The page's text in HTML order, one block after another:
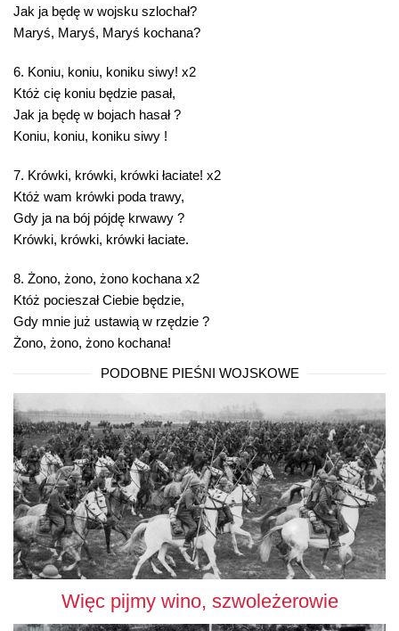
Jak ja będę w wojsku szlochał?
Maryś, Maryś, Maryś kochana?
6. Koniu, koniu, koniku siwy! x2
Któż cię koniu będzie pasał,
Jak ja będę w bojach hasał ?
Koniu, koniu, koniku siwy !
7. Krówki, krówki, krówki łaciate! x2
Któż wam krówki poda trawy,
Gdy ja na bój pójdę krwawy ?
Krówki, krówki, krówki łaciate.
8. Żono, żono, żono kochana x2
Któż pocieszał Ciebie będzie,
Gdy mnie już ustawią w rzędzie ?
Żono, żono, żono kochana!
PODOBNE PIEŚNI WOJSKOWE
Więc pijmy wino, szwoleżerowie